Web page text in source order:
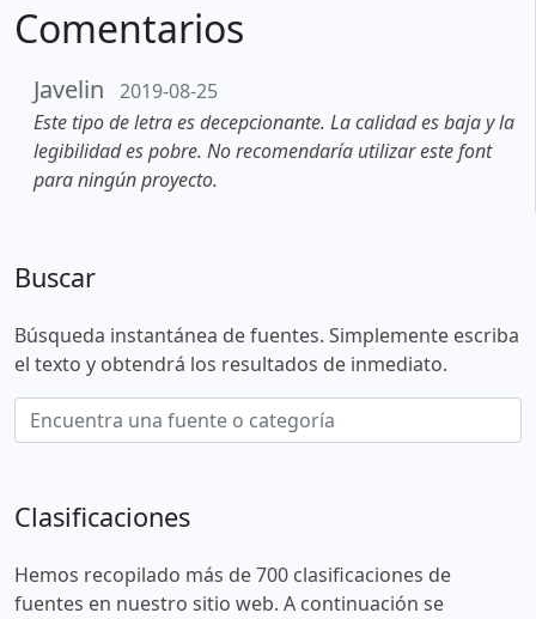
Comentarios
Javelin
2019-08-25
Este tipo de letra es decepcionante. La calidad es baja y la
legibilidad es pobre. No recomendaría utilizar este font
para ningún proyecto.
Buscar
Búsqueda instantánea de fuentes. Simplemente escriba
el texto y obtendrá los resultados de inmediato.
Clasificaciones
Hemos recopilado más de 700 clasificaciones de
fuentes en nuestro sitio web. A continuación se